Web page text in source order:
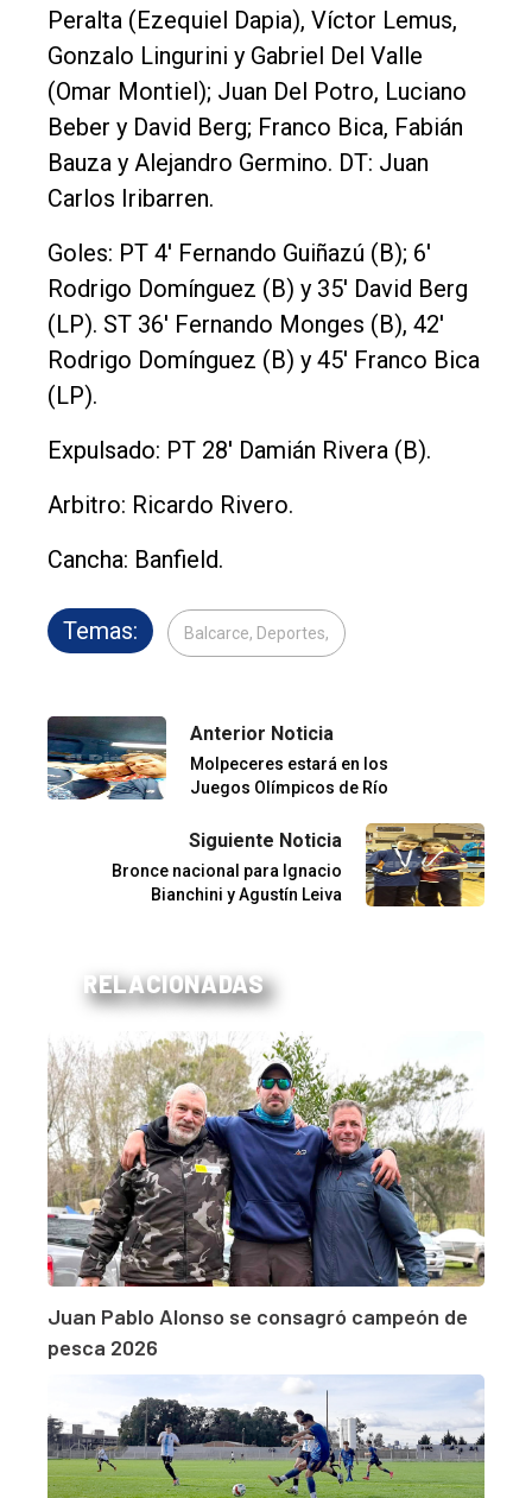
Peralta (Ezequiel Dapia), Víctor Lemus,
Gonzalo Lingurini y Gabriel Del Valle
(Omar Montiel); Juan Del Potro, Luciano
Beber y David Berg; Franco Bica, Fabián
Bauza y Alejandro Germino. DT: Juan
Carlos Iribarren.
Goles: PT 4' Fernando Guiñazú (B); 6'
Rodrigo Domínguez (B) y 35' David Berg
(LP). ST 36' Fernando Monges (B), 42'
Rodrigo Domínguez (B) y 45' Franco Bica
(LP).
Expulsado: PT 28' Damián Rivera (B).
Arbitro: Ricardo Rivero.
Cancha: Banfield.
Temas: Balcarce, Deportes,
Anterior Noticia
Molpeceres estará en los
Juegos Olímpicos de Río
Siguiente Noticia
Bronce nacional para Ignacio
Bianchini y Agustín Leiva
RELACIONADAS
Juan Pablo Alonso se consagró campeón de
pesca 2026